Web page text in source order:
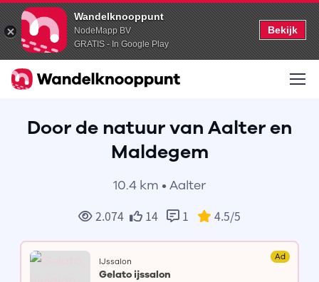
Wandelknooppunt
NodeMapp BV
GRATIS - In Google Play
Bekijk
Door de natuur van Aalter en
Maldegem
10.4 km • Aalter
2.074 14 1 4.5/5
IJssalon Ad
Gelato ijssalon